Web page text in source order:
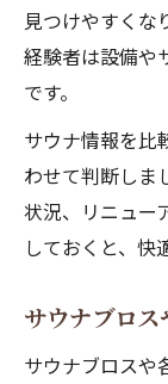
見つけやすくな
経験者は設備や
です。
サウナ情報を比
わせて判断しま
状況、リニュー
しておくと、快
サウナブロ
サウナブロスや